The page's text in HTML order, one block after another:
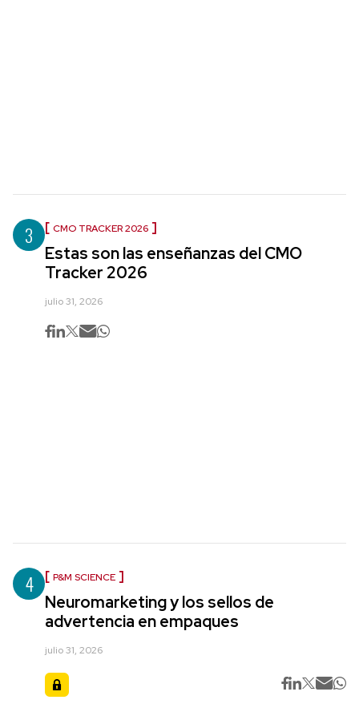
3 CMO TRACKER 2026
Estas son las enseñanzas del CMO
Tracker 2026
julio 31, 2026
4 P&M SCIENCE
Neuromarketing y los sellos de
advertencia en empaques
julio 31, 2026